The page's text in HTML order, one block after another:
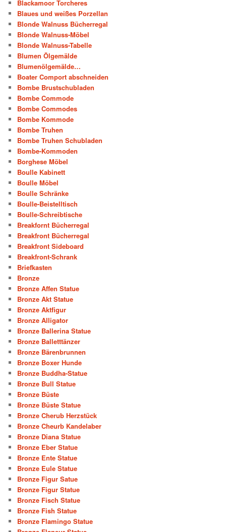
Blackamoor Torcheres
Blaues und weißes Porzellan
Blonde Walnuss Bücherregal
Blonde Walnuss-Möbel
Blonde Walnuss-Tabelle
Blumen Ölgemälde
Blumenölgemälde…
Boater Comport abschneiden
Bombe Brustschubladen
Bombe Commode
Bombe Commodes
Bombe Kommode
Bombe Truhen
Bombe Truhen Schubladen
Bombe-Kommoden
Borghese Möbel
Boulle Kabinett
Boulle Möbel
Boulle Schränke
Boulle-Beistelltisch
Boulle-Schreibtische
Breakfornt Bücherregal
Breakfront Bücherregal
Breakfront Sideboard
Breakfront-Schrank
Briefkasten
Bronze
Bronze Affen Statue
Bronze Akt Statue
Bronze Aktfigur
Bronze Alligator
Bronze Ballerina Statue
Bronze Balletttänzer
Bronze Bärenbrunnen
Bronze Boxer Hunde
Bronze Buddha-Statue
Bronze Bull Statue
Bronze Büste
Bronze Büste Statue
Bronze Cherub Herzstück
Bronze Cheurb Kandelaber
Bronze Diana Statue
Bronze Eber Statue
Bronze Ente Statue
Bronze Eule Statue
Bronze Figur Satue
Bronze Figur Statue
Bronze Fisch Statue
Bronze Fish Statue
Bronze Flamingo Statue